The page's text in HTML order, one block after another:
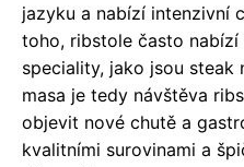
jazyku a nabízí intenzivní
toho, ribstole často nabízí
speciality, jako jsou steak
masa je tedy návštěva
objevit nové chutě a
kvalitními surovinami a